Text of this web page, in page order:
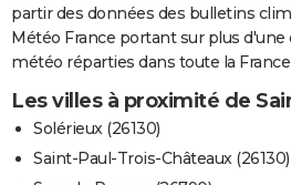
partir des données des bulletins
Météo France portant sur plus
météo réparties dans toute la
Les villes à proximité de
Solérieux (26130)
Saint-Paul-Trois-Châteaux (26130)